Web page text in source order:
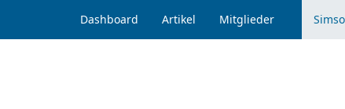
Dashboard Artikel Mitglieder